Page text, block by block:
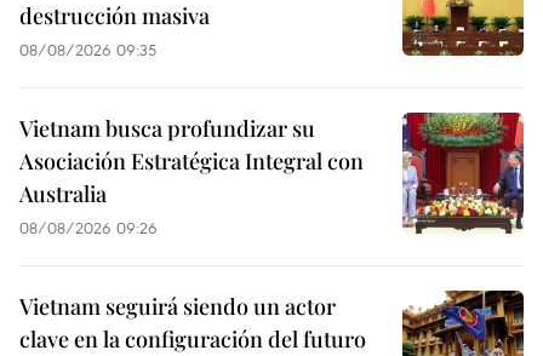
destrucción masiva
08/08/2026 09:35
Vietnam busca profundizar su
Asociación Estratégica Integral con
Australia
08/08/2026 09:26
Vietnam seguirá siendo un actor
clave en la configuración del futuro